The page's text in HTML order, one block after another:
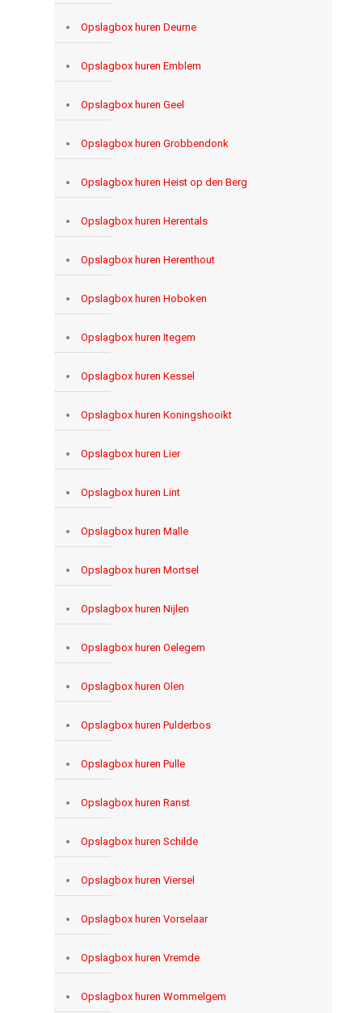
Opslagbox huren Deurne
Opslagbox huren Emblem
Opslagbox huren Geel
Opslagbox huren Grobbendonk
Opslagbox huren Heist op den Berg
Opslagbox huren Herentals
Opslagbox huren Herenthout
Opslagbox huren Hoboken
Opslagbox huren Itegem
Opslagbox huren Kessel
Opslagbox huren Koningshooikt
Opslagbox huren Lier
Opslagbox huren Lint
Opslagbox huren Malle
Opslagbox huren Mortsel
Opslagbox huren Nijlen
Opslagbox huren Oelegem
Opslagbox huren Olen
Opslagbox huren Pulderbos
Opslagbox huren Pulle
Opslagbox huren Ranst
Opslagbox huren Schilde
Opslagbox huren Viersel
Opslagbox huren Vorselaar
Opslagbox huren Vremde
Opslagbox huren Wommelgem